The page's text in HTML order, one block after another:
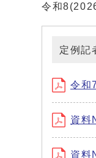
令和
定例記
令和
資料
資料